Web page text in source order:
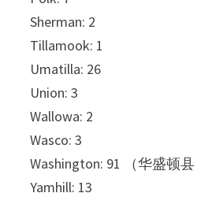
Sherman: 2
Tillamook: 1
Umatilla: 26
Union: 3
Wallowa: 2
Wasco: 3
Washington: 91 （华盛顿县
Yamhill: 13